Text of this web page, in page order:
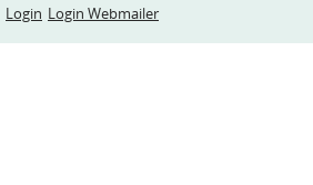
Login Login Webmailer